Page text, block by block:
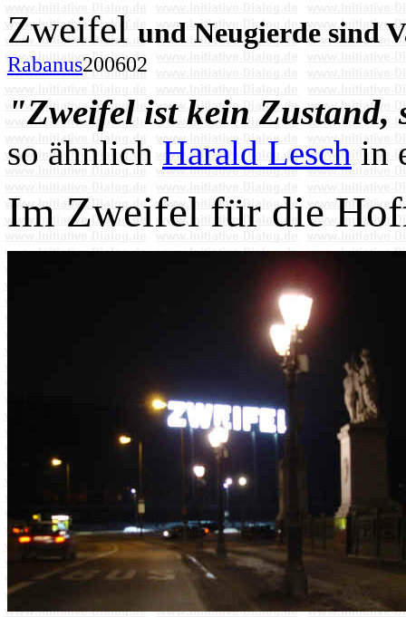
Zweifel und Neugierde sind
Rabanus200602
"Zweifel ist kein Zustand,
so ähnlich Harald Lesch in
Im Zweifel für die